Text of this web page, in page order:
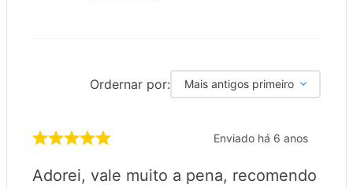
Ordernar por: Mais antigos primeiro
Enviado há 6 anos
Adorei, vale muito a pena, recomendo